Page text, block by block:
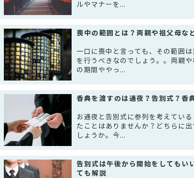
ルやマナーを...
喪中の範囲とは？両親や祖父母な
一口に喪中と言っても、その範囲
を行うべきなのでしょう。。両親
の期間ややっ...
香典を渡すのは通夜？告別式？香
お通夜と告別式に参列を考えてい
たことはありませんか？どちらに
しょうか。今...
告別式は午後から開始をしてもい
ても解説